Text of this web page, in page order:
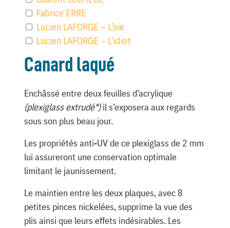
Fabrice ERRE
Lucien LAFORGE – L’oie
Lucien LAFORGE – L’idiot
Canard laqué
Enchâssé entre deux feuilles d’acrylique
(plexiglass extrudé*)il s’exposera aux regards
sous son plus beau jour.
Les propriétés anti-UV de ce plexiglass de 2 mm
lui assureront une conservation optimale
limitant le jaunissement.
Le maintien entre les deux plaques, avec 8
petites pinces nickelées, supprime la vue des
plis ainsi que leurs effets indésirables. Les